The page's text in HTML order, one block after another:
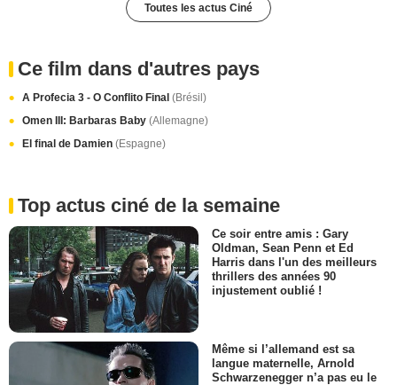
Toutes les actus Ciné
Ce film dans d'autres pays
A Profecia 3 - O Conflito Final (Brésil)
Omen III: Barbaras Baby (Allemagne)
El final de Damien (Espagne)
Top actus ciné de la semaine
Ce soir entre amis : Gary
Oldman, Sean Penn et Ed
Harris dans l'un des meilleurs
thrillers des années 90
injustement oublié !
Même si l’allemand est sa
langue maternelle, Arnold
Schwarzenegger n’a pas eu le